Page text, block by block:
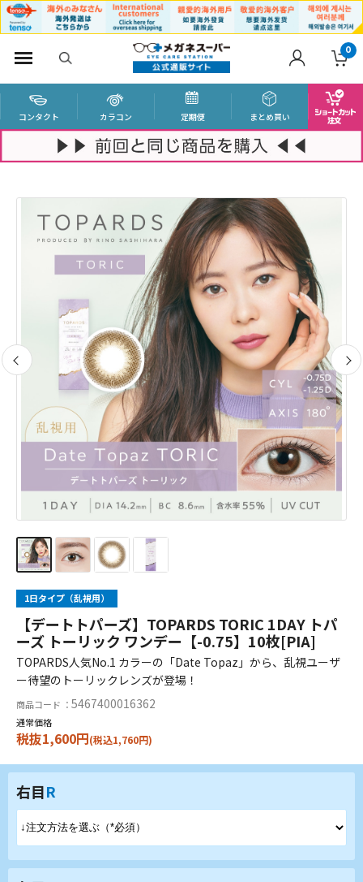
0
コンタクト カラコン 定期便 まとめ買い
1日タイプ（乱視用）
【デートトパーズ】TOPARDS TORIC 1DAY トパ
ーズ トーリック ワンデー【-0.75】10枚[PIA]
TOPARDS人気No.1 カラーの「Date Topaz」から、乱視ユーザ
ー待望のトーリックレンズが登場！
商品コード ： 5467400016362
通常価格
税抜1,600円(税込1,760円)
右目R